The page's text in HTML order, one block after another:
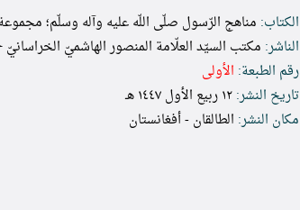
الكتاب: مناهج الرّسول صلّى اللّه عليه وآله وسلّم؛
الناشر: مكتب السيّد العلّامة المنصور الهاشميّ الخراسانيّ
رقم الطبعة: الأولى
تاريخ النشر:١٢ ربيع الأول ١٤٤٧ هـ
مكان النشر: الطالقان - أفغانستان